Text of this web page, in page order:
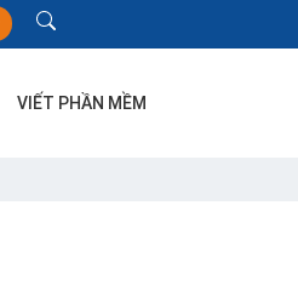
VIẾT PHẦN MỀM